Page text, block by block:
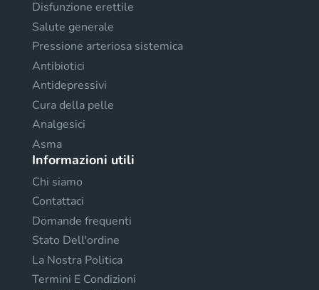
Disfunzione erettile
Salute generale
Pressione arteriosa sistemica
Antibiotici
Antidepressivi
Cura della pelle
Analgesici
Asma
Informazioni utili
Chi siamo
Contattaci
Domande frequenti
Stato Dell'ordine
La Nostra Politica
Termini E Condizioni